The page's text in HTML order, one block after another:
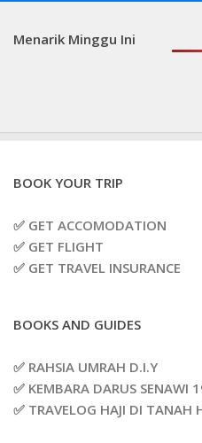
Menarik Minggu Ini
BOOK YOUR TRIP
✅ GET ACCOMODATION
✅ GET FLIGHT
✅ GET TRAVEL INSURANCE
BOOKS AND GUIDES
✅ RAHSIA UMRAH D.I.Y
✅ KEMBARA DARUS SENAWI
✅ TRAVELOG HAJI DI TANAH